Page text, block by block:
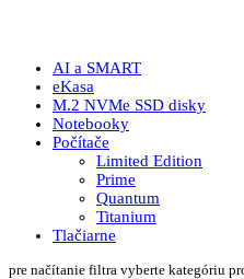
AI a SMART
eKasa
M.2 NVMe SSD disky
Notebooky
Počítače
Limited Edition
Prime
Quantum
Titanium
Tlačiarne
pre načítanie filtra vyberte kategóriu